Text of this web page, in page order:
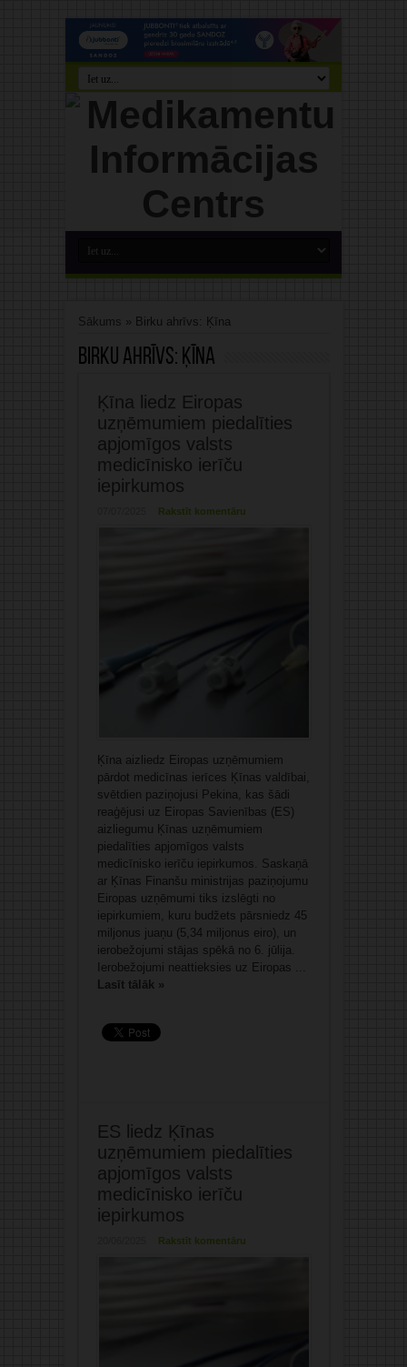
Sākums » Birku ahrīvs: Ķīna
Birku ahrīvs: Ķīna
Ķīna liedz Eiropas
uzņēmumiem piedalīties
apjomīgos valsts
medicīnisko ierīču
iepirkumos
Rakstīt komentāru
Ķīna aizliedz Eiropas uzņēmumiem
pārdot medicīnas ierīces Ķīnas valdībai,
svētdien paziņojusi Pekina, kas šādi
reaģējusi uz Eiropas Savienības (ES)
aizliegumu Ķīnas uzņēmumiem
piedalīties apjomīgos valsts
medicīnisko ierīču iepirkumos. Saskaņā
ar Ķīnas Finanšu ministrijas paziņojumu
Eiropas uzņēmumi tiks izslēgti no
iepirkumiem, kuru budžets pārsniedz 45
miljonus juaņu (5,34 miljonus eiro), un
ierobežojumi stājas spēkā no 6. jūlija.
Ierobežojumi neattieksies uz Eiropas ...
Lasīt tālāk »
ES liedz Ķīnas
uzņēmumiem piedalīties
apjomīgos valsts
medicīnisko ierīču
iepirkumos
Rakstīt komentāru